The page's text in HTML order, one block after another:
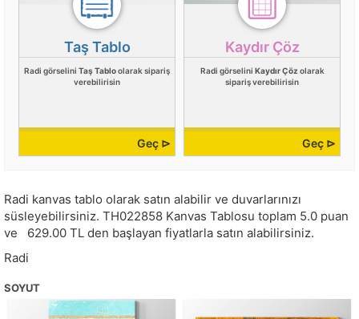
Taş Tablo
Radi görselini Taş Tabloolarak sipariş
verebilirisin
Geç ⊳
Kaydır Çöz
Radi görselini Kaydır Çöz olarak
sipariş verebilirisin
Geç ⊳
Radi kanvas tablo olarak satın alabilir ve duvarlarınızı
süsleyebilirsiniz. TH022858 Kanvas Tablosu toplam 5.0 puan
ve
629.00 TL den başlayan fiyatlarla satın alabilirsiniz.
Radi
SOYUT